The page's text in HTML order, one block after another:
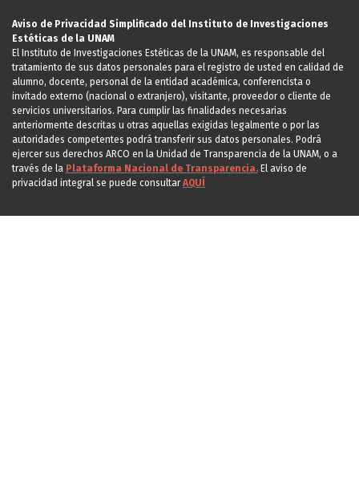
Aviso de Privacidad Simplificado del Instituto de Investigaciones
Estéticas de la UNAM
El Instituto de Investigaciones Estéticas de la UNAM, es responsable del
tratamiento de sus datos personales para el registro de usted en calidad de
alumno, docente, personal de la entidad académica, conferencista o
invitado externo (nacional o extranjero), visitante, proveedor o cliente de
servicios universitarios. Para cumplir las finalidades necesarias
anteriormente descritas u otras aquellas exigidas legalmente o por las
autoridades competentes podrá transferir sus datos personales. Podrá
ejercer sus derechos ARCO en la Unidad de Transparencia de la UNAM, o a
través de la Plataforma Nacional de Transparencia. El aviso de
privacidad integral se puede consultarAQUÍ